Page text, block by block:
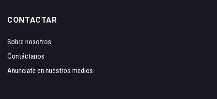
CONTACTAR
Sobre nosotros
Contáctanos
Anunciate en nuestros medios